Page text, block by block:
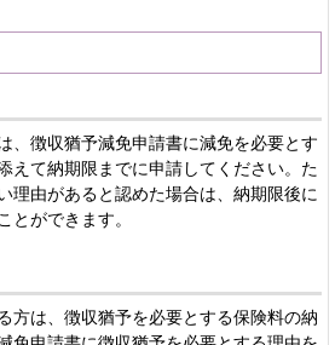
、徴収猶予減免申請書に減免を必要とす
えて納期限までに申請してください。た
理由があると認めた場合は、納期限後に
とができます。
方は、徴収猶予を必要とする保険料の納